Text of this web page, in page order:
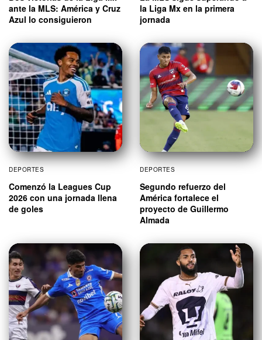
ante la MLS: América y Cruz
Azul lo consiguieron
la Liga Mx en la primera
jornada
DEPORTES
Comenzó la Leagues Cup
2026 con una jornada llena
de goles
DEPORTES
Segundo refuerzo del
América fortalece el
proyecto de Guillermo
Almada